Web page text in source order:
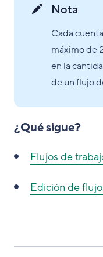
Nota
Cada
máximo de
en la
de un flujo
¿Qué sigue?
Flujos de
Edición de